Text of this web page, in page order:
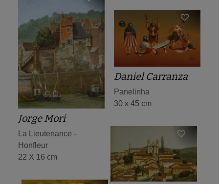
Jorge Mori
La Lieutenance -
Honfleur
22 X 16 cm
Daniel Carranza
Panelinha
30 x 45 cm